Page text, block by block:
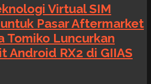
Virtual SIM
Pasar Aftermarket
Tomiko Luncurkan
Android RX2 di GIIAS